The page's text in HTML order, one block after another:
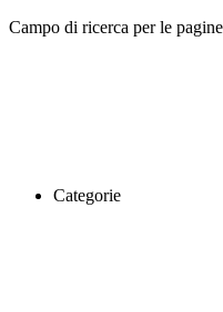
Campo di ricerca per le
Categorie